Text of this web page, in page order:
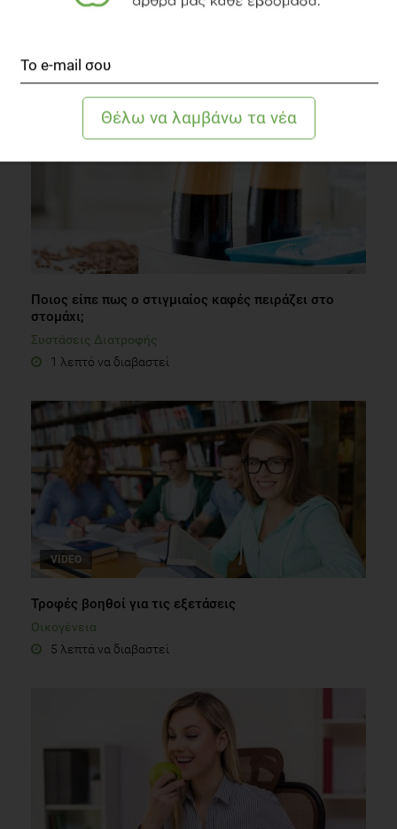
Προσλαμβανόμενη Ποσότητα Αναφοράς (ΠΠΑ)
3 λεπτά να διαβαστεί
Ποιος είπε πως ο στιγμιαίος καφές πειράζει στο
στομάχι;
Συστάσεις Διατροφής
1 λεπτό να διαβαστεί
VIDEO
Τροφές βοηθοί για τις εξετάσεις
Οικογένεια
5 λεπτά να διαβαστεί